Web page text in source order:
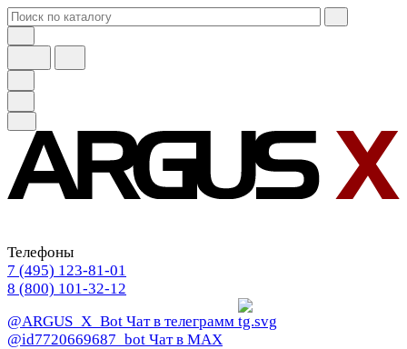
Телефоны
7 (495) 123-81-01
8 (800) 101-32-12
@ARGUS_X_Bot Чат в телеграмм
@id7720669687_bot Чат в МАХ